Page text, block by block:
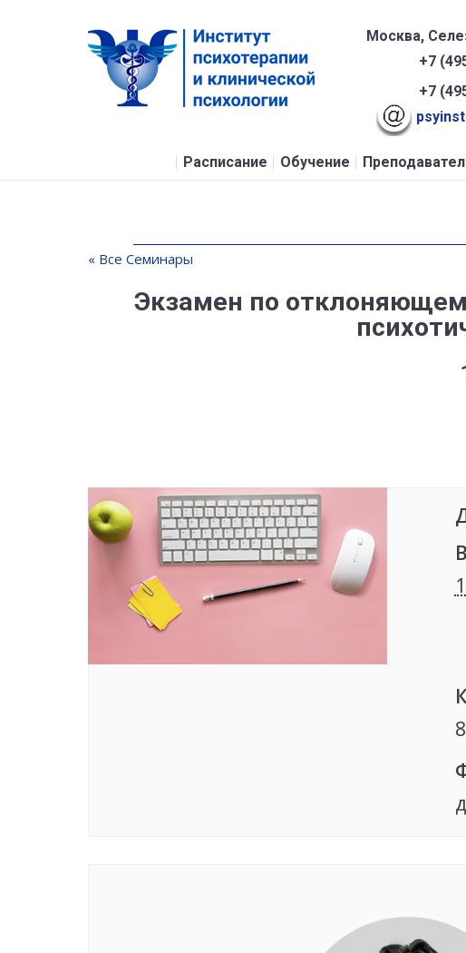
Москва,
+7
+7
Расписание Обучение
« Все Семинары
Экзамен по
8